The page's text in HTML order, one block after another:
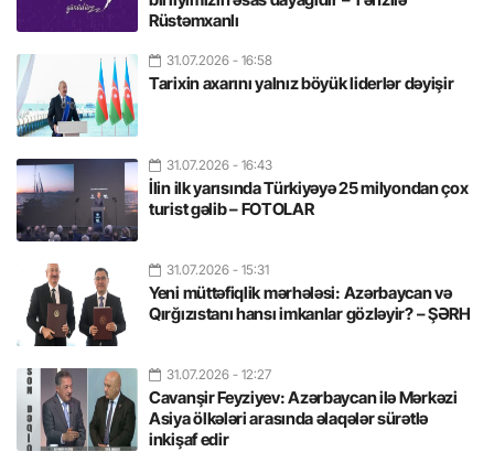
Rüstəmxanlı
31.07.2026 - 16:58
Tarixin axarını yalnız böyük liderlər dəyişir
31.07.2026 - 16:43
İlin ilk yarısında Türkiyəyə 25 milyondan çox
turist gəlib – FOTOLAR
31.07.2026 - 15:31
Yeni müttəfiqlik mərhələsi: Azərbaycan və
Qırğızıstanı hansı imkanlar gözləyir? – ŞƏRH
31.07.2026 - 12:27
Cavanşir Feyziyev: Azərbaycan ilə Mərkəzi
Asiya ölkələri arasında əlaqələr sürətlə
inkişaf edir